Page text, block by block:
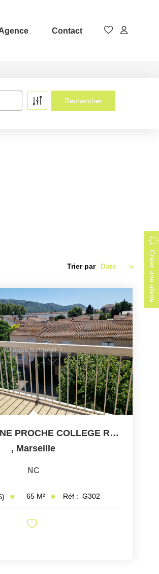
Contact
Créer une alerte
Trier par
LA VALENTINE PROCHE COLLEGE RUISSATEL T3 65 M2 Balcon...
, Marseille
NC
65 M² Réf : G302